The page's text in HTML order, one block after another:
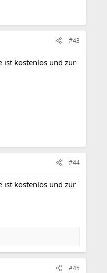
#43
ist kostenlos und zur
#44
ist kostenlos und zur
#45